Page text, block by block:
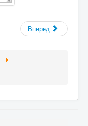
Вперед